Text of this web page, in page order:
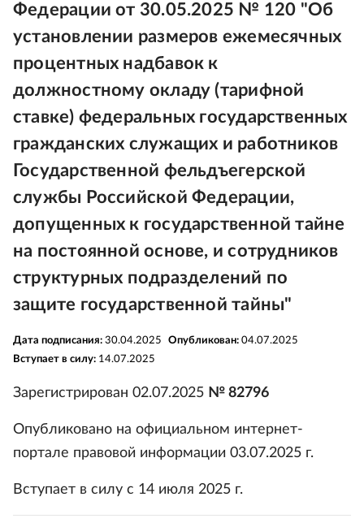
Федерации от 30.05.2025 № 120 "Об
установлении размеров ежемесячных
процентных надбавок к
должностному окладу (тарифной
ставке) федеральных государственных
гражданских служащих и работников
Государственной фельдъегерской
службы Российской Федерации,
допущенных к государственной тайне
на постоянной основе, и сотрудников
структурных подразделений по
защите государственной тайны"
Дата подписания: 30.04.2025 Опубликован: 04.07.2025
Вступает в силу: 14.07.2025
Зарегистрирован 02.07.2025 № 82796
Опубликовано на официальном интернет-
портале правовой информации 03.07.2025 г.
Вступает в силу с 14 июля 2025 г.